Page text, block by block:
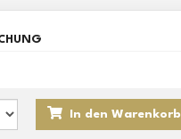
In den Warenkorb